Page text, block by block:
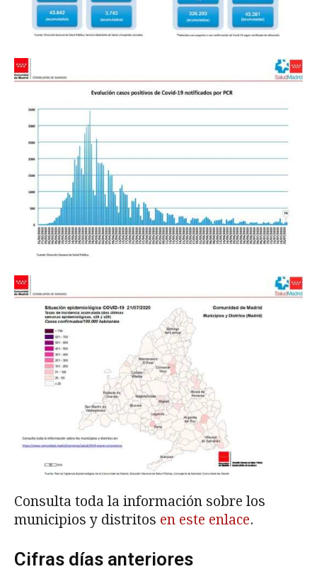
Consulta toda la información sobre los
municipios y distritos en este enlace.
Cifras días anteriores